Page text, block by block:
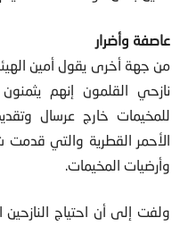
عاصفة وأضرار
من جهة أخرى يقول أمين
نازحي القلمون إنهم
للمخيمات خارج عرسال
الأحمر القطرية والتي
وأرضيات المخيمات.